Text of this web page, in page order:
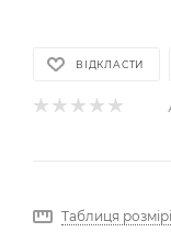
ВІДКЛАСТИ
Таблиця